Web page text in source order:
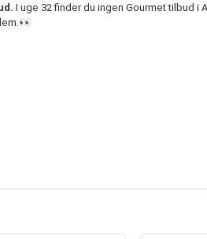
I uge 32 finder du ingen Gourmet tilbud i